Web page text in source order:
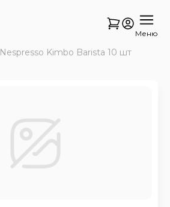
Меню
Nespresso Kimbo Barista 10 шт